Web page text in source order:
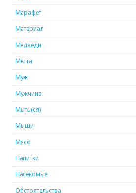
Марафет
Материал
Медведи
Места
Муж
Мужчина
Мыть(ся)
Мыши
Мясо
Напитки
Насекомые
Обстоятельства